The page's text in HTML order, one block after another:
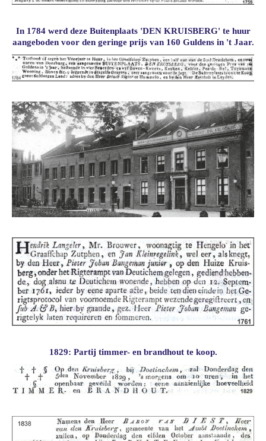
In 1784 werd deze Buitenplaats 'DEN KRUISBERG' te huur
aangeboden voor den geringe prijs van 160 Guldens in 't Jaar.
1829: Partij timmer- en brandhout te koop.